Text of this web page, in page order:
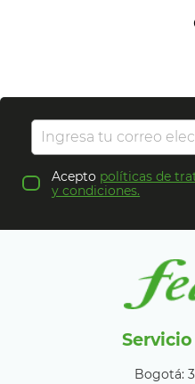
Acepto políticas de
y condiciones.
Bogotá: